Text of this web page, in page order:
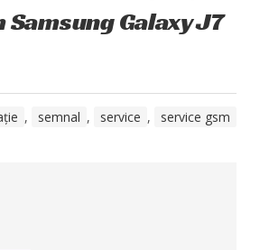
Galaxy J7
, semnal , service , service gsm